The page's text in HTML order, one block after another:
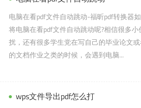
电脑在看pdf文件自动跳动-福昕pdf转换器
将电脑在看pdf文件自动跳动呢?相信很多
扰，还有很多学生党在写自己的毕业论文
的文档作业之类的时候，会遇到电脑...
wps文件导出pdf怎么打